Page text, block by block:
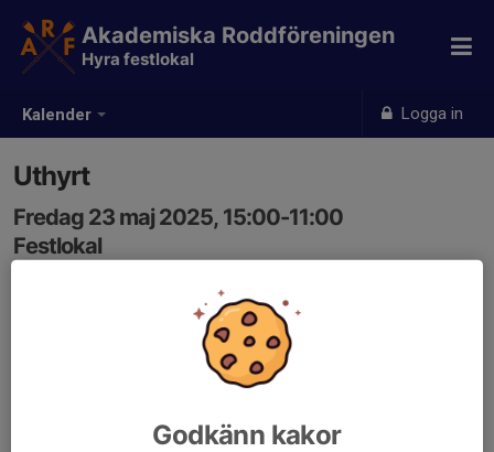
Kalender Logga in
Akademiska Roddföreningen
Hyra festlokal
Uthyrt
Fredag 23 maj 2025, 15:00-11:00
Festlokal
Samling: 15:00, Festlokal
Godkänn kakor